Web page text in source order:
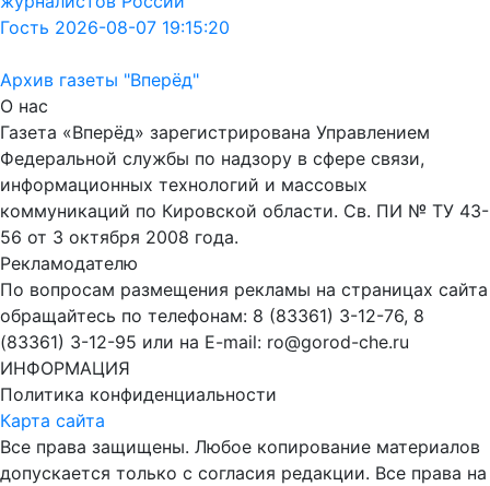
Гость 2026-08-07 19:15:20
Архив газеты "Вперёд"
О нас
Газета «Вперёд» зарегистрирована Управлением
Федеральной службы по надзору в сфере связи,
информационных технологий и массовых
коммуникаций по Кировской области. Св. ПИ № ТУ 43-
56 от 3 октября 2008 года.
Рекламодателю
По вопросам размещения рекламы на страницах сайта
обращайтесь по телефонам: 8 (83361) 3-12-76, 8
(83361) 3-12-95 или на E-mail: ro@gorod-che.ru
ИНФОРМАЦИЯ
Политика конфиденциальности
Карта сайта
Все права защищены. Любое копирование материалов
допускается только с согласия редакции. Все права на